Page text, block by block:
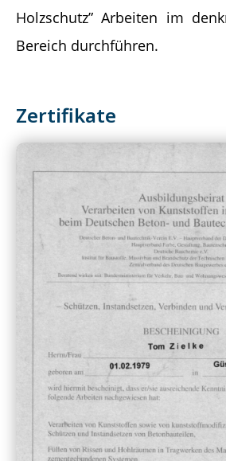
Holzschutz” Arbeiten im
Bereich durchführen.
Zertifikate